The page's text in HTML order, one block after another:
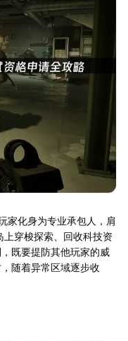
家化身为专业承包人，肩
穿梭探索、回收科技资
既要提防其他玩家的威
随着异常区域逐步收